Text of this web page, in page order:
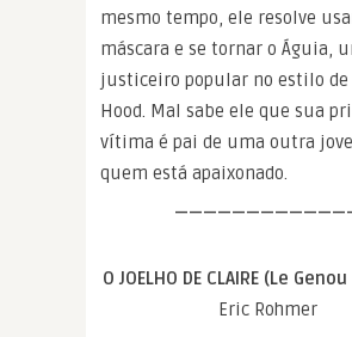
mesmo tempo, ele resolve
máscara e se tornar o Águia,
justiceiro popular no estilo de
Hood. Mal sabe ele que sua
vítima é pai de uma outra
quem está apaixonado.
O JOELHO DE CLAIRE (Le
Eric Rohmer